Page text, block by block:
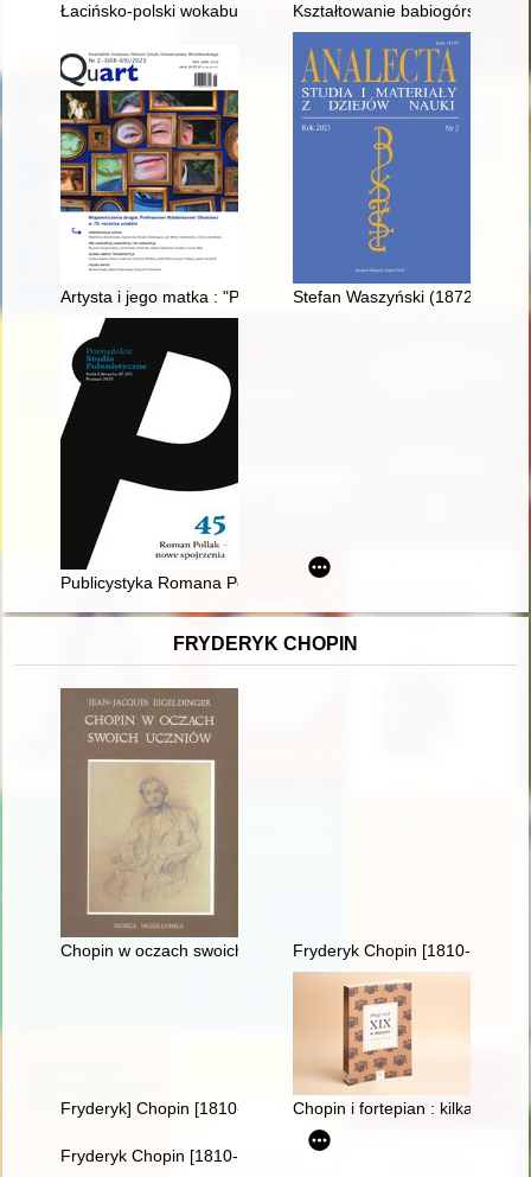
Łacińsko-polski wokabularz Bartłomieja z Bydgoszczy : opis
Kształtowanie babiogórskiej
Artysta i jego matka : "Pamiętnik…" Adelajdy Wiwulskiej jako
Stefan Waszyński
Publicystyka Romana Pollaka na łamach "Kuriera
FRYDERYK CHOPIN
Chopin w oczach swoich uczniówFryderyk Chopin [1810-1849]
Fryderyk] Chopin [1810-1849] Chopin i fortepian : kilka uwag
Fryderyk Chopin [1810-1849] i jego muzyka